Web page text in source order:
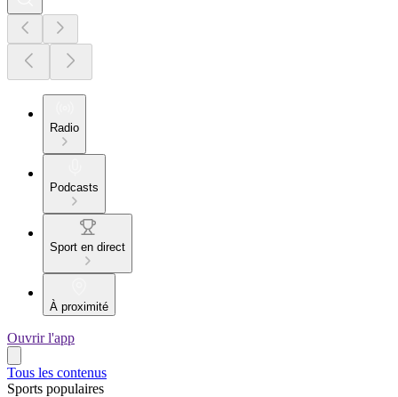
Radio
Podcasts
Sport en direct
À proximité
Ouvrir l'app
Tous les contenus
Sports populaires